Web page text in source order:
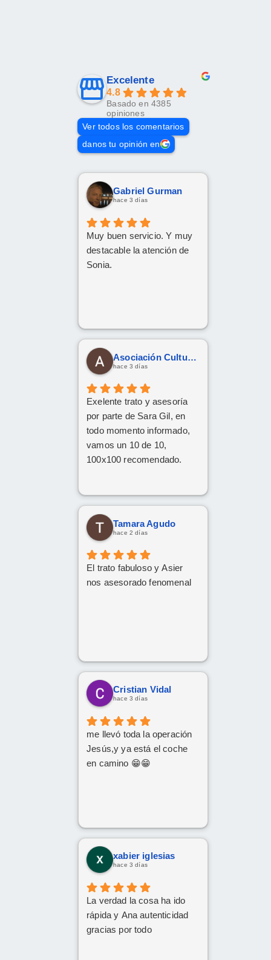
Excelente
4.8
Basado en 4385
opiniones
Ver todos los comentarios
danos tu opinión en
Gabriel Gurman
hace 3 días
Muy buen servicio. Y muy
destacable la atención de
Sonia.
Asociación Cultural Yesha
hace 3 días
Exelente trato y asesoría
por parte de Sara Gil, en
todo momento informado,
vamos un 10 de 10,
100x100 recomendado.
Tamara Agudo
hace 2 días
El trato fabuloso y Asier
nos asesorado fenomenal
Cristian Vidal
hace 3 días
me llevó toda la operación
Jesús,y ya está el coche
en camino 😁😁
xabier iglesias
hace 3 días
La verdad la cosa ha ido
rápida y Ana autenticidad
gracias por todo